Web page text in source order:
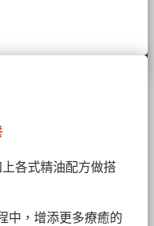
各式精油配方做搭
中，增添更多療癒的